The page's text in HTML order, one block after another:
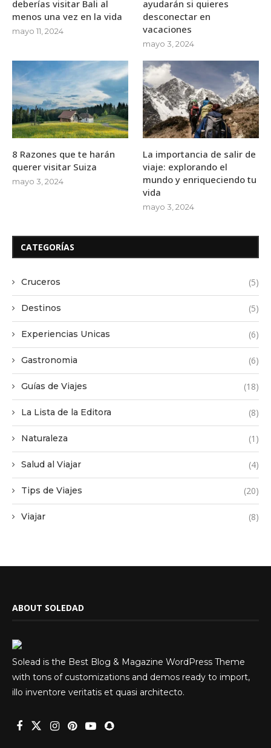
deberías visitar Bali al
menos una vez en la vida
mayo 11, 2024
ayudarán si quieres
desconectar en
vacaciones
mayo 3, 2024
8 Razones que te harán
querer visitar Suiza
mayo 3, 2024
La importancia de salir de
viaje: explorando el
mundo y enriqueciendo tu
vida
mayo 3, 2024
CATEGORÍAS
Cruceros (5)
Destinos (5)
Experiencias Unicas (6)
Gastronomia (6)
Guías de Viajes (18)
La Lista de la Editora (8)
Naturaleza (1)
Salud al Viajar (4)
Tips de Viajes (20)
Viajar (8)
ABOUT SOLEDAD
Solead is the Best Blog & Magazine WordPress Theme
with tons of customizations and demos ready to import,
illo inventore veritatis et quasi architecto.